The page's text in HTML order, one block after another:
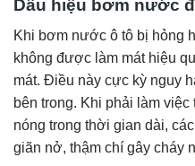
Dấu hiệu bơm nước
Khi bơm nước ô tô bị hỏng
không được làm mát hiệu
mát. Điều này cực kỳ nguy
bên trong. Khi phải làm
nóng trong thời gian dài,
giãn nở, thậm chí gây cháy